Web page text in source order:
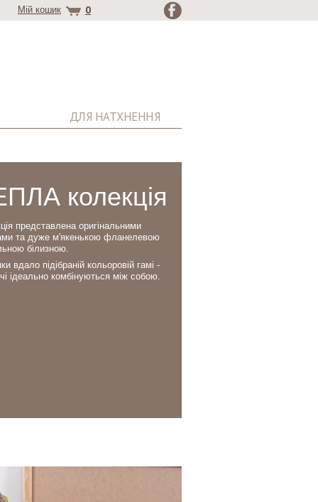
Мій кошик 0
ДЛЯ НАТХНЕННЯ
колекція
представлена оригінальними
та дуже м'якенькою фланелевою
білизною.
вдало підібраній кольоровій гамі -
ідеально комбінуються між собою.